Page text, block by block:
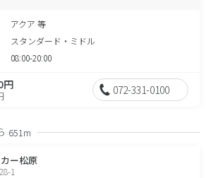
アクア 等
スタンダード・ミドル
08:00-20:00
円 072-331-0100
651m
ー松原
1